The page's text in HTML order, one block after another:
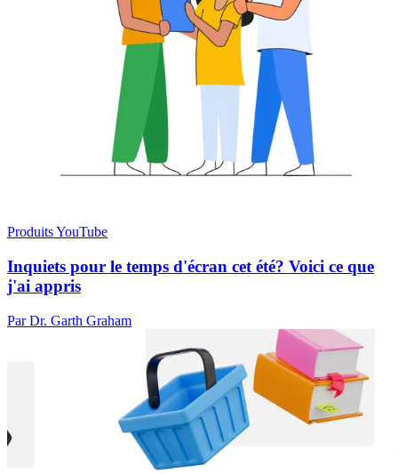
Produits YouTube
Inquiets pour le temps d'écran cet été? Voici ce que
j'ai appris
Par Dr. Garth Graham